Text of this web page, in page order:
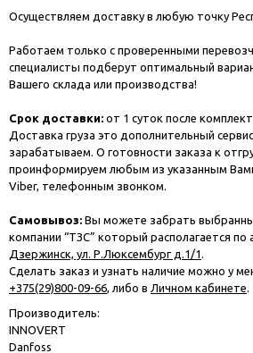
Осуществляем доставку в любую точку
Работаем только с проверенными
специалисты подберут оптимальный
Вашего склада или производства!
Срок доставки: от 1 суток после
Доставка груза это дополнительный
зарабатываем. О готовности заказа к
проинформируем любым из указанным Вами
Viber, телефонным звонком.
Самовывоз: Вы можете забрать
компании “ТЗС” который располагается по
Дзержинск, ул. Р.Люксембург д.1/1
Сделать заказ и узнать наличие можно у
+375(29)800-09-66 , либо в Личном кабинете
Производитель:
INNOVERT
Danfoss